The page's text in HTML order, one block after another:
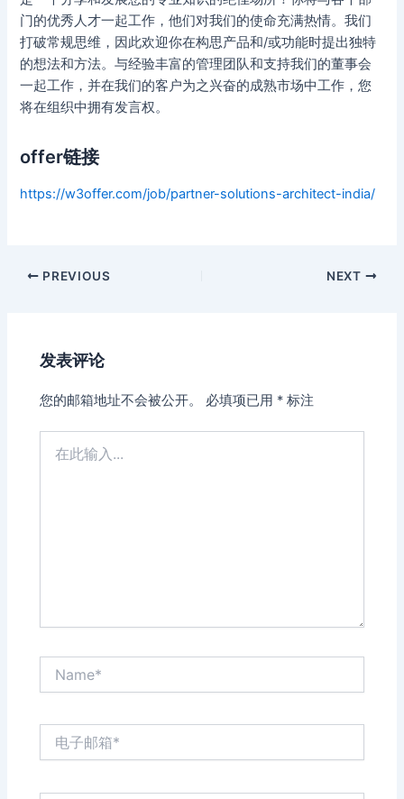
门的优秀人才一起工作，他们对我们的使命充满热情。我们
打破常规思维，因此欢迎你在构思产品和/或功能时提出独特
的想法和方法。与经验丰富的管理团队和支持我们的董事会
一起工作，并在我们的客户为之兴奋的成熟市场中工作，您
将在组织中拥有发言权。
offer链接
https://w3offer.com/job/partner-solutions-architect-india/
Post
PREVIOUS NEXT
发表评论
您的邮箱地址不会被公开。 必填项已用 * 标注